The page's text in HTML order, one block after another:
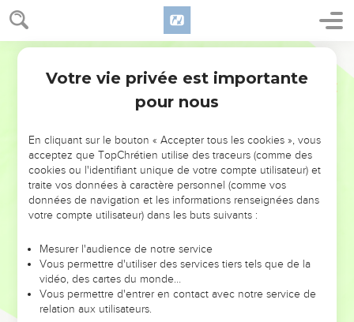
NE MANQUEZ PAS L’ÉVÉNEMENT
DE L’ANNÉE !
ET SI LEURS ERREURS POUVAIENT VOUS ÉVITER LES
VOTRES ?
leur foi ou leur vision. Mais on voit moins les doutes, les erreurs
et les saisons difficiles qu'ils ont traversés, alors même que ce
sont elles qui les ont façonnés.
Dans cette conférence, leaders, entrepreneurs, et responsables
Votre vie privée est importante
pour nous
En cliquant sur le bouton « Accepter tous les cookies », vous
acceptez que TopChrétien utilise des traceurs (comme des
cookies ou l'identifiant unique de votre compte utilisateur) et
traite vos données à caractère personnel (comme vos
données de navigation et les informations renseignées dans
votre compte utilisateur) dans les buts suivants :
Mesurer l'audience de notre service
Vous permettre d'utiliser des services tiers tels que de la
vidéo, des cartes du monde…
Vous permettre d'entrer en contact avec notre service de
relation aux utilisateurs.